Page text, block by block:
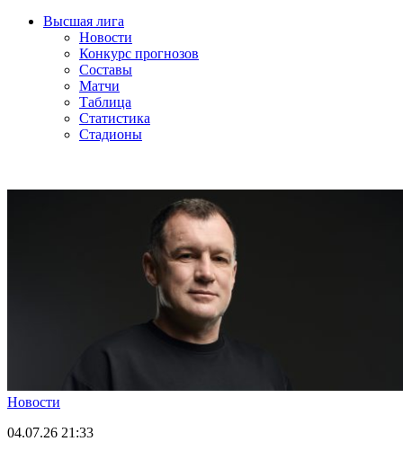
Высшая лига
Новости
Конкурс прогнозов
Составы
Матчи
Таблица
Статистика
Стадионы
Новости
04.07.26 21:33